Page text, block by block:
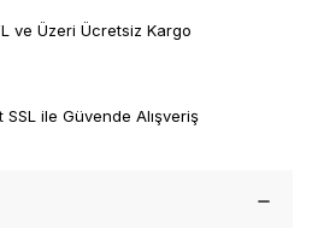
ve Üzeri Ücretsiz Kargo
SSL ile Güvende Alışveriş